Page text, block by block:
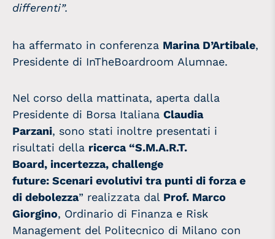
differenti”.
ha affermato in conferenza Marina D’Artibale,
Presidente di InTheBoardroom Alumnae.
Nel corso della mattinata, aperta dalla
Presidente di Borsa Italiana Claudia
Parzani, sono stati inoltre presentati i
risultati della ricerca “S.M.A.R.T.
Board, incertezza, challenge
future: Scenari evolutivi tra punti di forza e
di debolezza” realizzata dal Prof. Marco
Giorgino, Ordinario di Finanza e Risk
Management del Politecnico di Milano con